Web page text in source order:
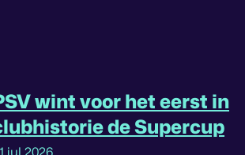
wint voor het eerst in
de Supercup
jul 2026